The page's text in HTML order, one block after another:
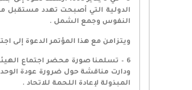
الدولية التي أصبحت تهدد مستقبل
النفوس وجمع الشمل .
ويتزامن مع هذا المؤتمر الدعوة إلى
ودارت مناقشة حول ضرورة عودة
المبذولة لإعادة اللحمة للاتحاد .